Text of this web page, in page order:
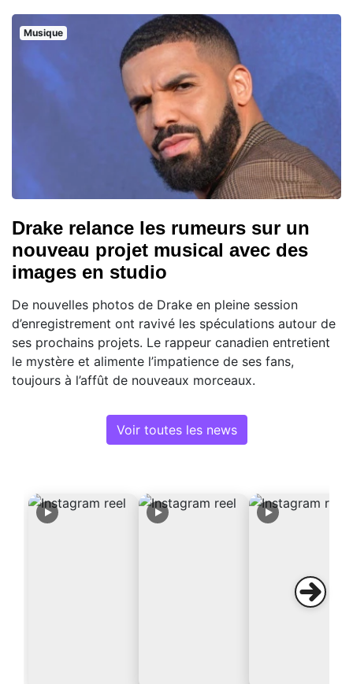
Musique
Drake relance les rumeurs sur un
nouveau projet musical avec des
images en studio
De nouvelles photos de Drake en pleine session
d’enregistrement ont ravivé les spéculations autour de
ses prochains projets. Le rappeur canadien entretient
le mystère et alimente l’impatience de ses fans,
toujours à l’affût de nouveaux morceaux.
Voir toutes les news